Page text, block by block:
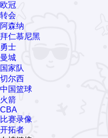
欧冠
转会
阿森纳
拜仁慕尼黑
勇士
曼城
国家队
切尔西
中国篮球
火箭
CBA
比赛录像
开拓者